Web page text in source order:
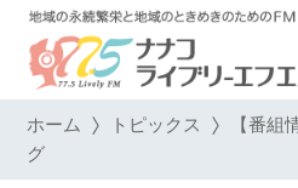
ホーム トピックス 【番組
グ